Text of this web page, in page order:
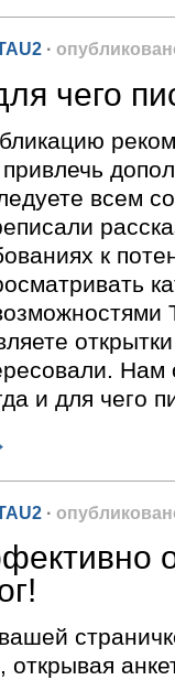
·
чего
всем
к
и для чего
·
открывая